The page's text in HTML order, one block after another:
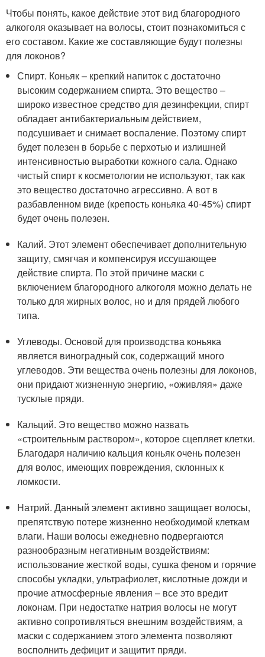
Чтобы понять, какое действие этот вид благородного
алкоголя оказывает на волосы, стоит познакомиться с
его составом. Какие же составляющие будут полезны
для локонов?
Спирт. Коньяк – крепкий напиток с достаточно
высоким содержанием спирта. Это вещество –
широко известное средство для дезинфекции, спирт
обладает антибактериальным действием,
подсушивает и снимает воспаление. Поэтому спирт
будет полезен в борьбе с перхотью и излишней
интенсивностью выработки кожного сала. Однако
чистый спирт к косметологии не используют, так как
это вещество достаточно агрессивно. А вот в
разбавленном виде (крепость коньяка 40-45%) спирт
будет очень полезен.
Калий. Этот элемент обеспечивает дополнительную
защиту, смягчая и компенсируя иссушающее
действие спирта. По этой причине маски с
включением благородного алкоголя можно делать не
только для жирных волос, но и для прядей любого
типа.
Углеводы. Основой для производства коньяка
является виноградный сок, содержащий много
углеводов. Эти вещества очень полезны для локонов,
они придают жизненную энергию, «оживляя» даже
тусклые пряди.
Кальций. Это вещество можно назвать
«строительным раствором», которое сцепляет клетки.
Благодаря наличию кальция коньяк очень полезен
для волос, имеющих повреждения, склонных к
ломкости.
Натрий. Данный элемент активно защищает волосы,
препятствую потере жизненно необходимой клеткам
влаги. Наши волосы ежедневно подвергаются
разнообразным негативным воздействиям:
использование жесткой воды, сушка феном и горячие
способы укладки, ультрафиолет, кислотные дожди и
прочие атмосферные явления – все это вредит
локонам. При недостатке натрия волосы не могут
активно сопротивляться внешним воздействиям, а
маски с содержанием этого элемента позволяют
восполнить дефицит и защитит пряди.